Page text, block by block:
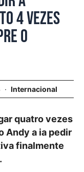
4 vezes
o
Internacional
quatro vezes
Andy a ia pedir
finalmente